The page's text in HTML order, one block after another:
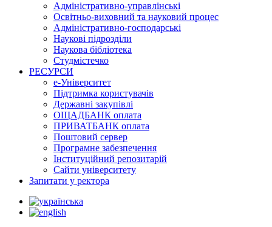
Адміністративно-управлінські
Освітньо-виховний та науковий процес
Адміністративно-господарські
Наукові підрозділи
Наукова бібліотека
Студмістечко
РЕСУРСИ
е-Університет
Підтримка користувачів
Державні закупівлі
ОЩАДБАНК оплата
ПРИВАТБАНК оплата
Поштовий сервер
Програмне забезпечення
Інституційний репозитарій
Сайти університету
Запитати у ректора